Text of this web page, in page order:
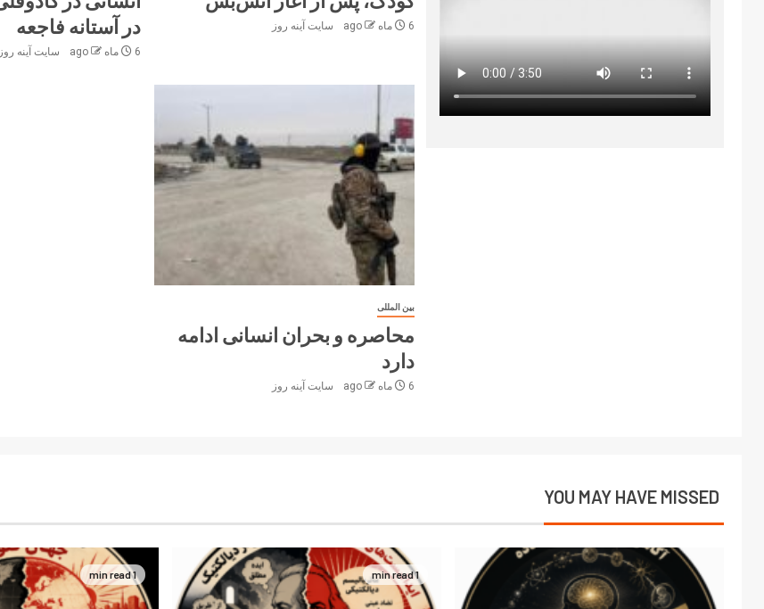
6 ماه ago سایت آینه‌ روز
در آستانه فاجعه
6 ماه ago سایت آینه‌ روز
بین المللی
محاصره و بحران انسانی ادامه
دارد
6 ماه ago سایت آینه‌ روز
YOU MAY HAVE MISSED
1 min read
1 min read